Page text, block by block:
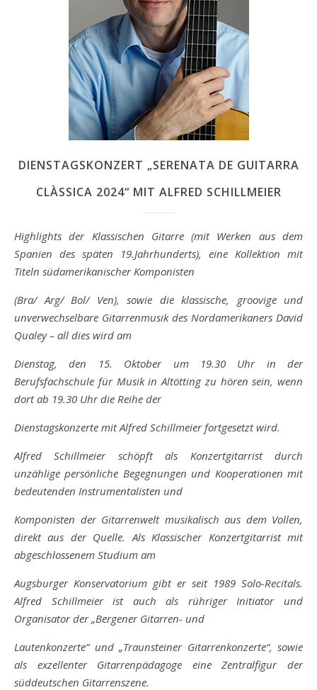
DIENSTAGSKONZERT „SERENATA DE GUITARRA
CLÀSSICA 2024“ MIT ALFRED SCHILLMEIER
Highlights der Klassischen Gitarre (mit Werken aus dem
Spanien des späten 19.Jahrhunderts), eine Kollektion mit
Titeln südamerikanischer Komponisten
(Bra/ Arg/ Bol/ Ven), sowie die klassische, groovige und
unverwechselbare Gitarrenmusik des Nordamerikaners David
Qualey – all dies wird am
Dienstag, den 15. Oktober um 19.30 Uhr in der
Berufsfachschule für Musik inAltötting zu hören sein, wenn
dort ab 19.30 Uhr die Reihe der
Dienstagskonzerte mit Alfred Schillmeier fortgesetzt wird.
Alfred Schillmeier schöpft als Konzertgitarrist durch
unzählige persönliche Begegnungen und Kooperationen mit
bedeutenden Instrumentalisten und
Komponisten der Gitarrenwelt musikalisch aus dem Vollen,
direkt aus der Quelle. Als Klassischer Konzertgitarrist mit
abgeschlossenem Studium am
Augsburger Konservatorium gibt er seit 1989 Solo-Recitals.
Alfred Schillmeierist auch als rühriger Initiator und
Organisator der „Bergener Gitarren- und
Lautenkonzerte“ und „Traunsteiner Gitarrenkonzerte“, sowie
als exzellenter Gitarrenpädagoge eine Zentralfigur der
süddeutschen Gitarrenszene.